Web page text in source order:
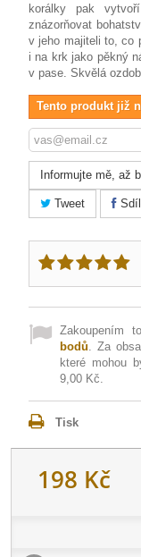
korálky pak
znázorňovat
v jeho majiteli to, co
i na krk jako pěkný
v pase. Skvělá
Tento produkt již
Informujte mě, až
Tweet
Zakoupením
bodů. Za
které mohou
9,00 Kč.
Tisk
198 Kč